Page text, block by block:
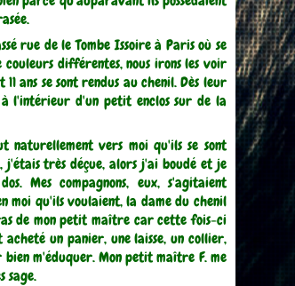
rue de le Tombe Issoire à Paris où se
différentes, nous irons les voir
ans se sont rendus au chenil. Dès leur
l'intérieur d'un petit enclos sur de la
naturellement vers moi qu'ils se sont
j'étais très déçue, alors j'ai boudé et je
Mes compagnons, eux, s'agitaient
moi qu'ils voulaient, la dame du chenil
de mon petit maître car cette fois-ci
un panier, une laisse, un collier,
bien m'éduquer. Mon petit maître F. me
sage.